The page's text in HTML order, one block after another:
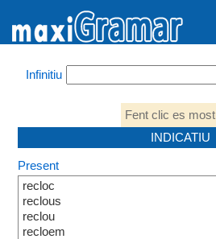
Infinitiu
Fent clic es
INDICATIU
Present
recloc
reclous
reclou
recloem